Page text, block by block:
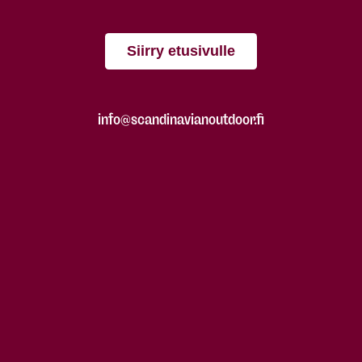
Siirry etusivulle
info@scandinavianoutdoor.fi